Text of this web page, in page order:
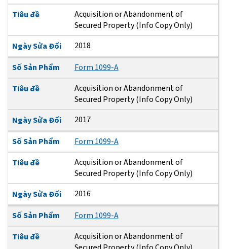
Tiêu đề
Acquisition or Abandonment of
Secured Property (Info Copy Only)
Ngày Sửa Đổi
2018
Số Sản Phẩm
Form 1099-A
Tiêu đề
Acquisition or Abandonment of
Secured Property (Info Copy Only)
Ngày Sửa Đổi
2017
Số Sản Phẩm
Form 1099-A
Tiêu đề
Acquisition or Abandonment of
Secured Property (Info Copy Only)
Ngày Sửa Đổi
2016
Số Sản Phẩm
Form 1099-A
Tiêu đề
Acquisition or Abandonment of